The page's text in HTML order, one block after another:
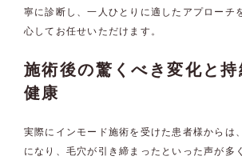
寧に診断し、一人ひとりに適したアプローチ
心してお任せいただけます。
施術後の驚くべき変化と
健康
実際にインモード施術を受けた患者様からは
になり、毛穴が引き締まったといった声が多